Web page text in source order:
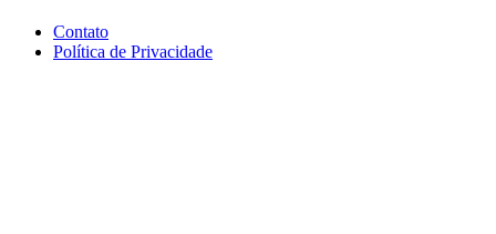
Contato
Política de Privacidade